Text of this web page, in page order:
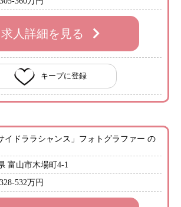
求人詳細を見る
キープに登録
イドララシャンス」フォトグラファー の
富山市木場町4-1
532万円